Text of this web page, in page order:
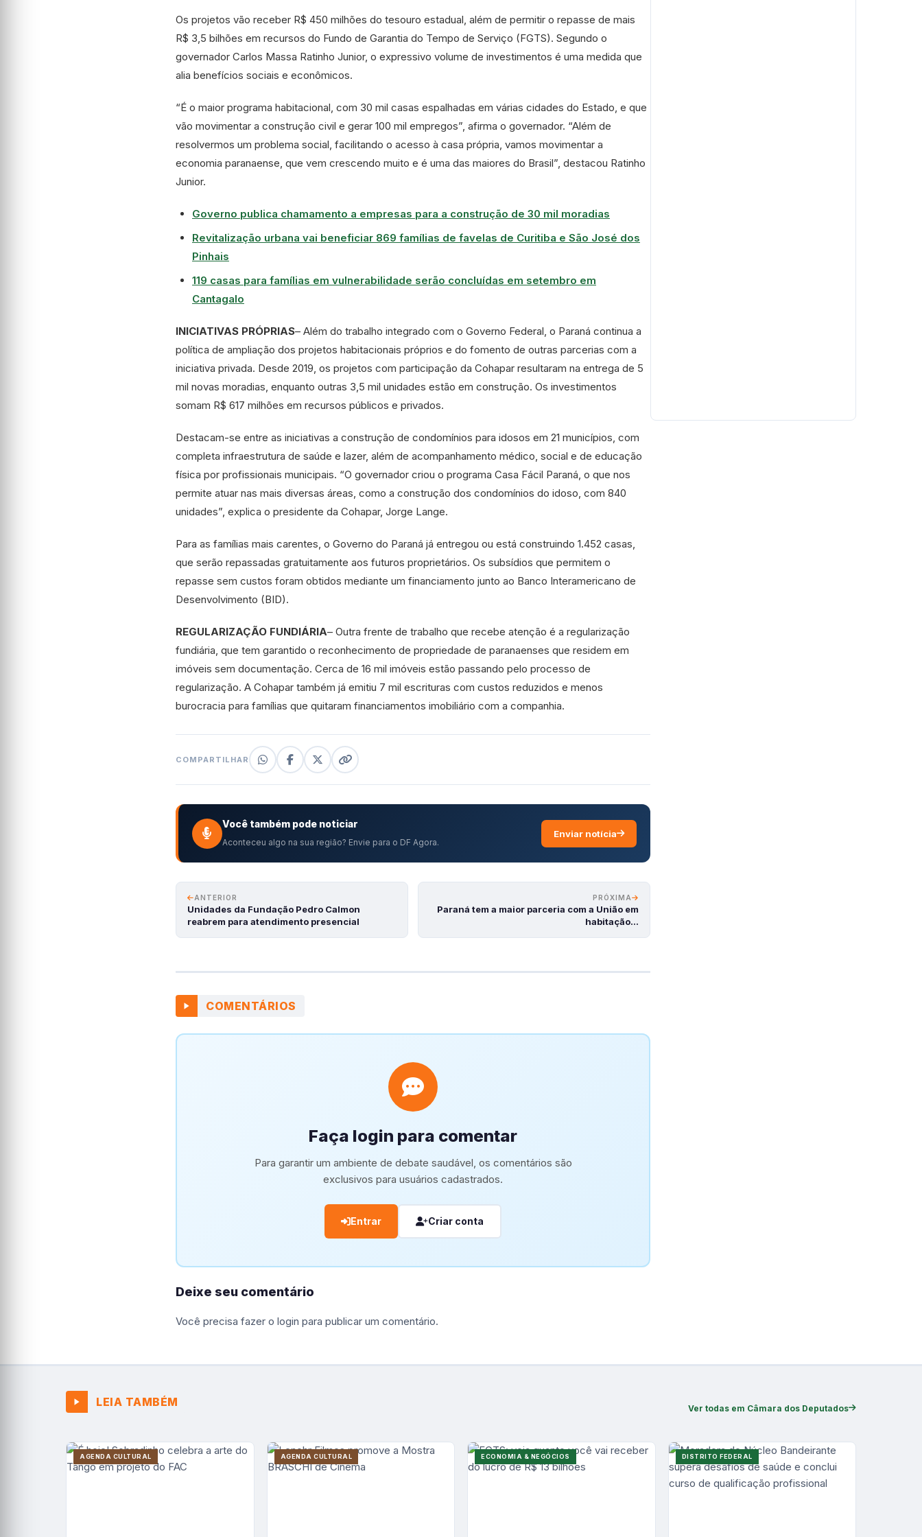
Os projetos vão receber R$ 450 milhões do tesouro estadual, além de permitir o repasse de mais
R$ 3,5 bilhões em recursos do Fundo de Garantia do Tempo de Serviço (FGTS). Segundo o
governador Carlos Massa Ratinho Junior, o expressivo volume de investimentos é uma medida que
alia benefícios sociais e econômicos.
“É o maior programa habitacional, com 30 mil casas espalhadas em várias cidades do Estado, e que
vão movimentar a construção civil e gerar 100 mil empregos”, afirma o governador. “Além de
resolvermos um problema social, facilitando o acesso à casa própria, vamos movimentar a
economia paranaense, que vem crescendo muito e é uma das maiores do Brasil”, destacou Ratinho
Junior.
Governo publica chamamento a empresas para a construção de 30 mil moradias
Revitalização urbana vai beneficiar 869 famílias de favelas de Curitiba e São José dos
Pinhais
119 casas para famílias em vulnerabilidade serão concluídas em setembro em
Cantagalo
INICIATIVAS PRÓPRIAS– Além do trabalho integrado com o Governo Federal, o Paraná continua a
política de ampliação dos projetos habitacionais próprios e do fomento de outras parcerias com a
iniciativa privada. Desde 2019, os projetos com participação da Cohapar resultaram na entrega de 5
mil novas moradias, enquanto outras 3,5 mil unidades estão em construção. Os investimentos
somam R$ 617 milhões em recursos públicos e privados.
Destacam-se entre as iniciativas a construção de condomínios para idosos em 21 municípios, com
completa infraestrutura de saúde e lazer, além de acompanhamento médico, social e de educação
física por profissionais municipais. “O governador criou o programa Casa Fácil Paraná, o que nos
permite atuar nas mais diversas áreas, como a construção dos condomínios do idoso, com 840
unidades”, explica o presidente da Cohapar, Jorge Lange.
Para as famílias mais carentes, o Governo do Paraná já entregou ou está construindo 1.452 casas,
que serão repassadas gratuitamente aos futuros proprietários. Os subsídios que permitem o
repasse sem custos foram obtidos mediante um financiamento junto ao Banco Interamericano de
Desenvolvimento (BID).
REGULARIZAÇÃO FUNDIÁRIA– Outra frente de trabalho que recebe atenção é a regularização
fundiária, que tem garantido o reconhecimento de propriedade de paranaenses que residem em
imóveis sem documentação. Cerca de 16 mil imóveis estão passando pelo processo de
regularização. A Cohapar também já emitiu 7 mil escrituras com custos reduzidos e menos
burocracia para famílias que quitaram financiamentos imobiliário com a companhia.
COMPARTILHAR
Você também pode noticiar
Aconteceu algo na sua região? Envie para o DF Agora.
Enviar notícia
ANTERIOR
Unidades da Fundação Pedro Calmon
reabrem para atendimento presencial
PRÓXIMA
Paraná tem a maior parceria com a União em
habitação…
COMENTÁRIOS
Faça login para comentar
Para garantir um ambiente de debate saudável, os comentários são
exclusivos para usuários cadastrados.
Entrar Criar conta
Deixe seu comentário
Você precisa fazer o login para publicar um comentário.
LEIA TAMBÉM Ver todas em Câmara dos Deputados
AGENDA CULTURAL AGENDA CULTURAL ECONOMIA & NEGÓCIOS DISTRITO FEDERAL